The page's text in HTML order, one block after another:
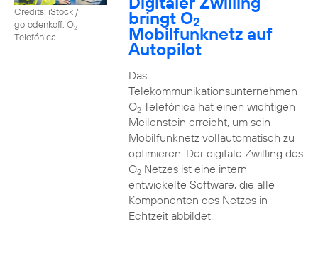
Credits: iStock /
gorodenkoff, O2
Telefónica
bringt O2
Mobilfunknetz auf
Autopilot
Das
Telekommunikationsunternehmen
O2Telefónica hat einen wichtigen
Meilenstein erreicht, um sein
Mobilfunknetz vollautomatisch zu
optimieren. Der digitale Zwilling des
O2Netzes ist eine intern
entwickelte Software, die alle
Komponenten des Netzes in
Echtzeit abbildet.